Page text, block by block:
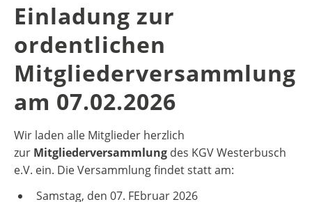
Einladung zur
ordentlichen
Mitgliederversammlung
am 07.02.2026
Wir laden alle Mitglieder herzlich
zur Mitgliederversammlung des KGV Westerbusch
e.V. ein. Die Versammlung findet statt am:
Samstag, den 07. FEbruar 2026